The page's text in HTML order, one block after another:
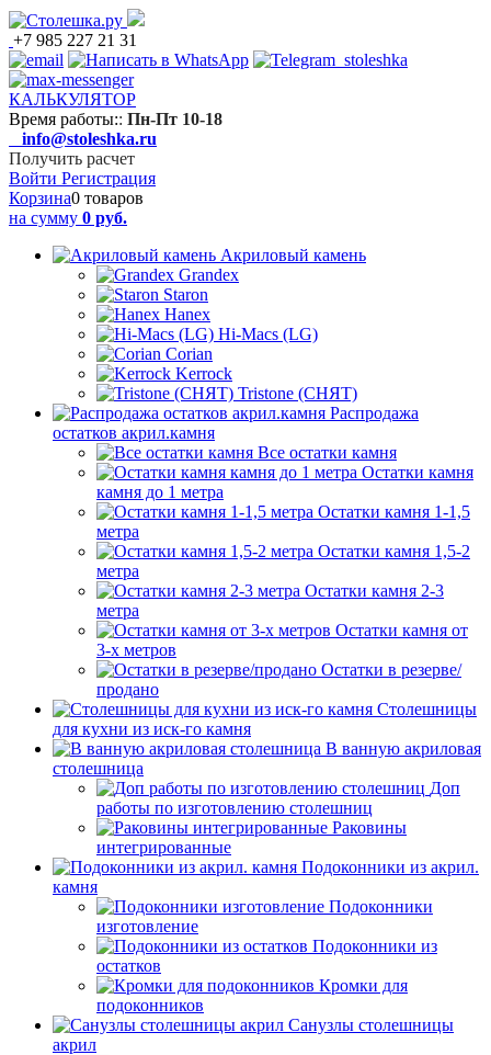
+7 985 227 21 31
КАЛЬКУЛЯТОР
Время работы:: Пн-Пт 10-18
info@stoleshka.ru
Получить расчет
Войти Регистрация
Корзина0 товаров
на сумму 0 руб.
Акриловый камень
Grandex
Staron
Hanex
Hi-Macs (LG)
Corian
Kerrock
Tristone (СНЯТ)
Распродажа
остатков акрил.камня
Все остатки камня
Остатки камня
камня до 1 метра
Остатки камня 1-1,5
метра
Остатки камня 1,5-2
метра
Остатки камня 2-3
метра
Остатки камня от
3-х метров
Остатки в резерве/
продано
Столешницы
для кухни из иск-го камня
В ванную акриловая
столешница
Доп
работы по изготовлению столешниц
Раковины
интегрированные
Подоконники из акрил.
камня
Подоконники
изготовление
Подоконники из
остатков
Кромки для
подоконников
Санузлы столешницы
акрил